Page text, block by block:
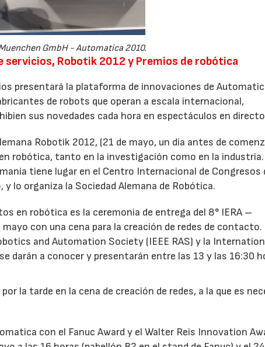
GmbH - Automatica 2010.
Robotik 2012 y Premios de robótica
presentará la plataforma de innovaciones de
de robots que operan a escala internacional,
sus novedades cada hora en espectáculos en
Robotik 2012, (21 de mayo, un día antes de
robótica, tanto en la investigación como en la industria.
tiene lugar en el Centro Internacional de Congresos
lo organiza la Sociedad Alemana de Robótica.
en robótica es la ceremonia de entrega del 8° IERA –
con una cena para la creación de redes de contacto.
and Automation Society (IEEE RAS) y la
darán a conocer y presentarán entre las 13 y las 16:30
la tarde en la cena de creación de redes, a la que es
con el Fanuc Award y el Walter Reis Innovation